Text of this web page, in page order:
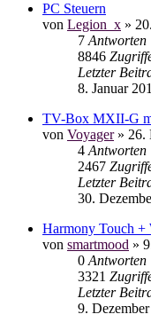
PC Steuern
von Legion_x »
7 Antworten
8846
Letzter
8. Januar
TV-Box MXII-G
von Voyager» 26.
4 Antworten
2467
Letzter
30.
Harmony Touch +
von smartmood »
0 Antworten
3321
Letzter
9.